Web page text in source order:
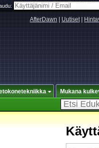
AfterDawn Uutiset|
Mukana